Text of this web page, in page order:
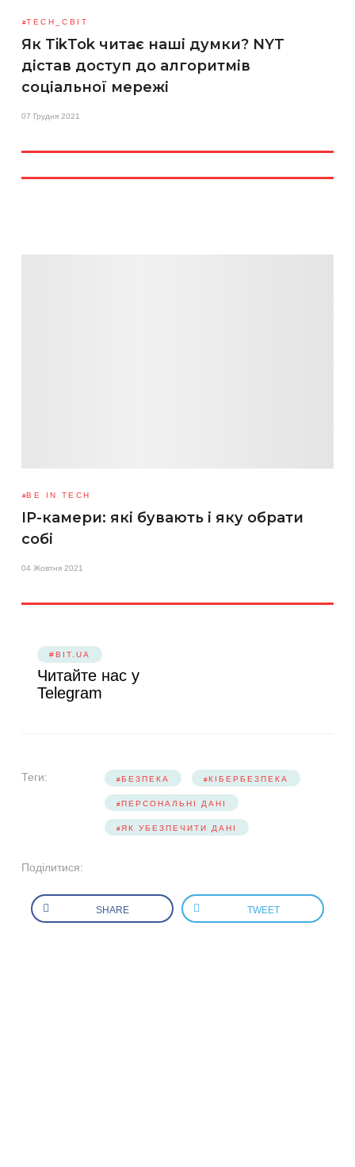
TECH_СВІТ
Як TikTok читає наші думки? NYT
дістав доступ до алгоритмів
соціальної мережі
07 Грудня 2021
BE IN TECH
IP-камери: які бувають і яку обрати
собі
04 Жовтня 2021
#BIT.UA
Читайте нас у
Telegram
Теги: БЕЗПЕКА КІБЕРБЕЗПЕКА
ПЕРСОНАЛЬНІ ДАНІ
ЯК УБЕЗПЕЧИТИ ДАНІ
Поділитися:
SHARE TWEET